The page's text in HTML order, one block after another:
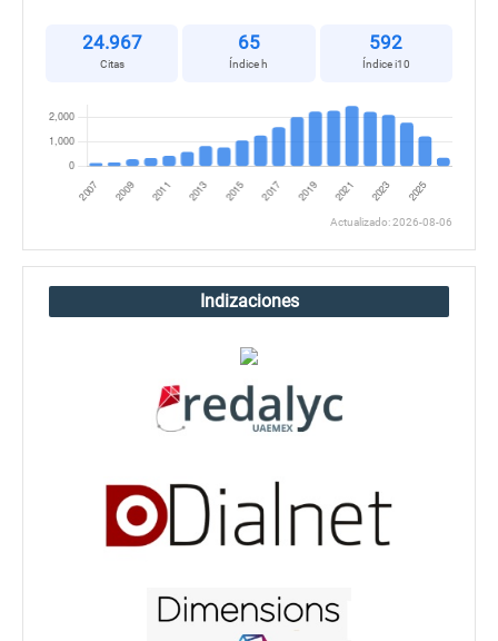
24.967
Citas
65
Índice h
592
Índice i10
Actualizado: 2026-08-06
Indizaciones